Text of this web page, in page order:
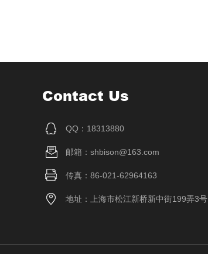
Contact Us
QQ：18313880
邮箱：shbison@163.com
传真：86-021-62964163
地址：上海市松江新桥新中街199弄3号